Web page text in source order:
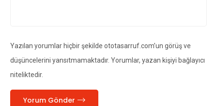
Yazılan yorumlar hiçbir şekilde ototasarruf.com’un görüş ve
düşüncelerini yansıtmamaktadır. Yorumlar, yazan kişiyi bağlayıcı
niteliktedir.
Yorum Gönder